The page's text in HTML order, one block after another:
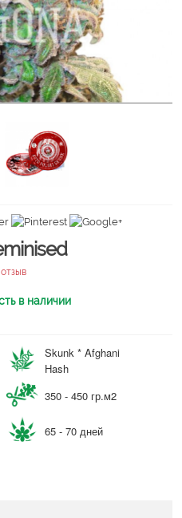
в наличии
Skunk * Afghani
Hash
350 - 450 гр.м2
65 - 70 дней